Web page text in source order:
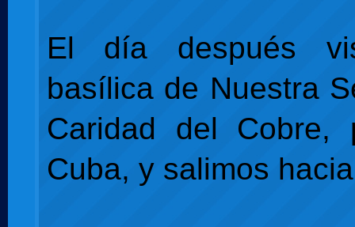
El día después
basílica de Nuestra
Caridad del Cobre,
Cuba, y salimos